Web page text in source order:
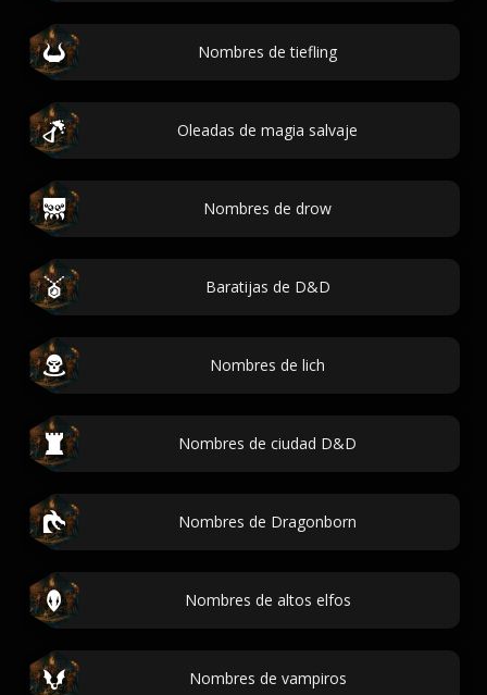
Nombres de tiefling
Oleadas de magia salvaje
Nombres de drow
Baratijas de D&D
Nombres de lich
Nombres de ciudad D&D
Nombres de Dragonborn
Nombres de altos elfos
Nombres de vampiros